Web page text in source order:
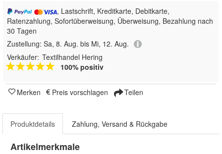
, Lastschrift, Kreditkarte, Debitkarte,
Ratenzahlung, Sofortüberweisung, Überweisung, Bezahlung nach
30 Tagen
Zustellung: Sa, 8. Aug. bis Mi, 12. Aug.
Verkäufer: Textilhandel Hering
100% positiv
Merken Preis vorschlagen Teilen
Produktdetails Zahlung, Versand & Rückgabe
Artikelmerkmale